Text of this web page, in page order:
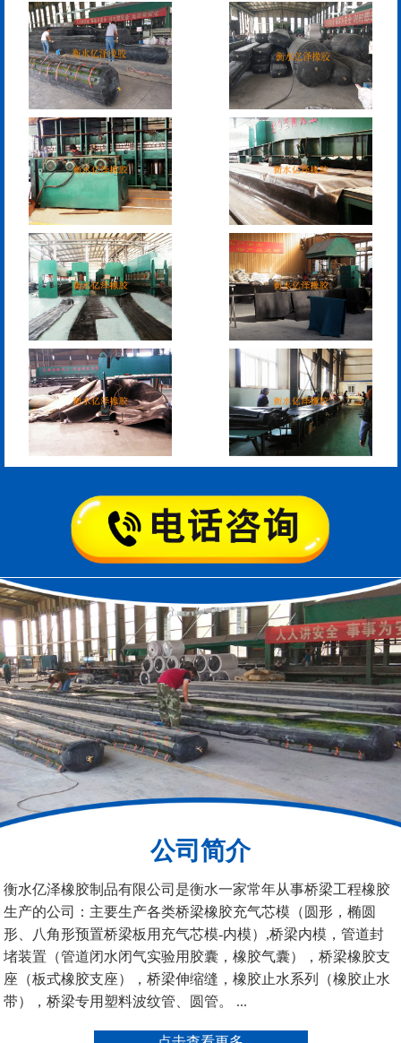
缝
缝
RG型桥梁伸缩缝
D40、60、80型桥梁伸
缩缝
模数式160、240、320伸
缩缝
SF梳型伸缩缝
L型桥梁伸缩缝 Z型桥梁伸缩缝
板式橡胶伸缩缝 C型桥梁伸缩缝
200*25米圆形桥梁气囊 390*14米的圆形充气芯
模
公司简介
衡水亿泽橡胶制品有限公司是衡水一家常年从事桥梁工程橡胶
生产的公司：主要生产各类桥梁橡胶充气芯模（圆形，椭圆
形、八角形预置桥梁板用充气芯模-内模）,桥梁内模，管道封
堵装置（管道闭水闭气实验用胶囊，橡胶气囊），桥梁橡胶支
座（板式橡胶支座），桥梁伸缩缝，橡胶止水系列（橡胶止水
带），桥梁专用塑料波纹管、圆管。 ...